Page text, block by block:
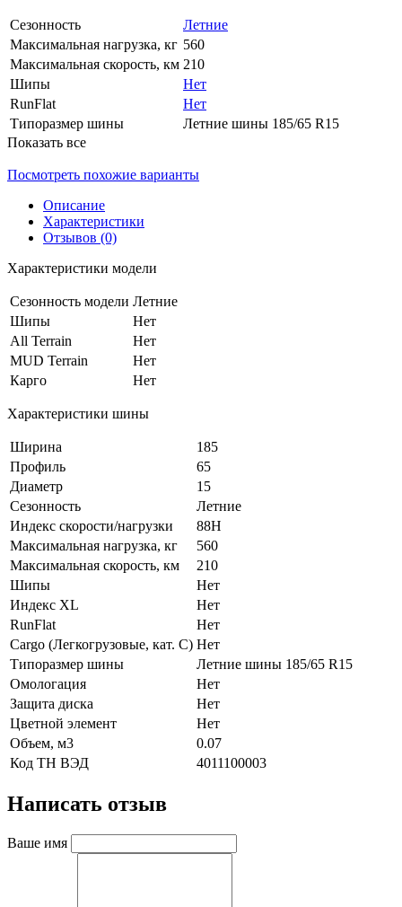
Сезонность
Летние
Максимальная нагрузка, кг 560
Максимальная скорость, км 210
Шипы
Нет
RunFlat
Нет
Типоразмер шины
Летние шины 185/65 R15
Показать все
Посмотреть похожие варианты
Описание
Характеристики
Отзывов (0)
Характеристики модели
Сезонность модели Летние
Шипы
Нет
All Terrain
Нет
MUD Terrain
Нет
Карго
Нет
Характеристики шины
Ширина
185
Профиль
65
Диаметр
15
Сезонность
Летние
Индекс скорости/нагрузки
88H
Максимальная нагрузка, кг
560
Максимальная скорость, км
210
Шипы
Нет
Индекс XL
Нет
RunFlat
Нет
Cargo (Легкогрузовые, кат. С) Нет
Типоразмер шины
Летние шины 185/65 R15
Омологация
Нет
Защита диска
Нет
Цветной элемент
Нет
Объем, м3
0.07
Код ТН ВЭД
4011100003
Написать отзыв
Ваше имя